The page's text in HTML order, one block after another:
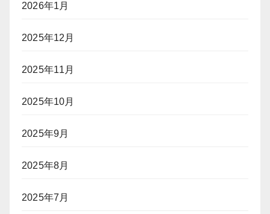
2026年1月
2025年12月
2025年11月
2025年10月
2025年9月
2025年8月
2025年7月